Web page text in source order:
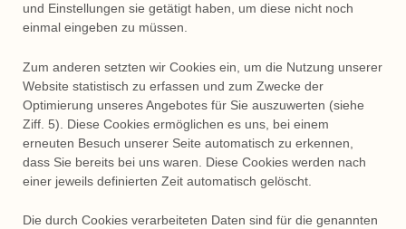
und Einstellungen sie getätigt haben, um diese nicht noch
einmal eingeben zu müssen.
Zum anderen setzten wir Cookies ein, um die Nutzung unserer
Website statistisch zu erfassen und zum Zwecke der
Optimierung unseres Angebotes für Sie auszuwerten (siehe
Ziff. 5). Diese Cookies ermöglichen es uns, bei einem
erneuten Besuch unserer Seite automatisch zu erkennen,
dass Sie bereits bei uns waren. Diese Cookies werden nach
einer jeweils definierten Zeit automatisch gelöscht.
Die durch Cookies verarbeiteten Daten sind für die genannten